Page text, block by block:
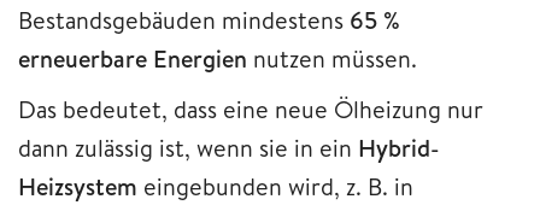
Bestandsgebäuden mindestens 65 %
erneuerbare Energien nutzen müssen.
Das bedeutet, dass eine neue Ölheizung nur
dann zulässig ist, wenn sie in ein Hybrid-
Heizsystem eingebunden wird, z. B. in